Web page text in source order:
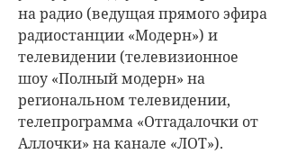
на радио (ведущая прямого эфира
радиостанции «Модерн») и
телевидении (телевизионное
шоу «Полный модерн» на
региональном телевидении,
телепрограмма «Отгадалочки от
Аллочки» на канале «ЛОТ»).